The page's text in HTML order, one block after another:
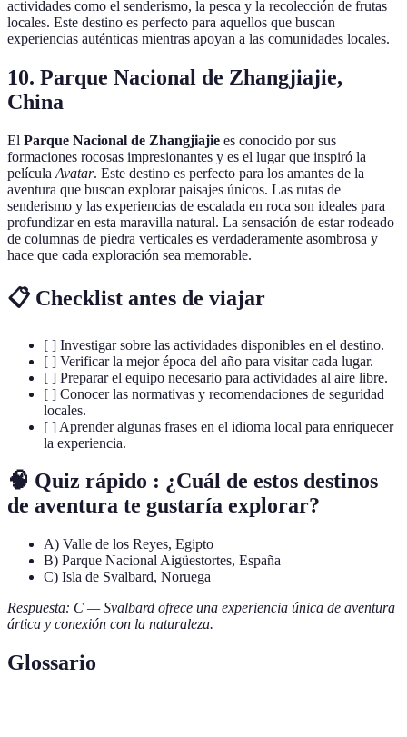
actividades como el senderismo, la pesca y la recolección de frutas
locales. Este destino es perfecto para aquellos que buscan
experiencias auténticas mientras apoyan a las comunidades locales.
10. Parque Nacional de Zhangjiajie,
China
El Parque Nacional de Zhangjiajie es conocido por sus
formaciones rocosas impresionantes y es el lugar que inspiró la
película Avatar. Este destino es perfecto para los amantes de la
aventura que buscan explorar paisajes únicos. Las rutas de
senderismo y las experiencias de escalada en roca son ideales para
profundizar en esta maravilla natural. La sensación de estar rodeado
de columnas de piedra verticales es verdaderamente asombrosa y
hace que cada exploración sea memorable.
📋 Checklist antes de viajar
[ ] Investigar sobre las actividades disponibles en el destino.
[ ] Verificar la mejor época del año para visitar cada lugar.
[ ] Preparar el equipo necesario para actividades al aire libre.
[ ] Conocer las normativas y recomendaciones de seguridad
locales.
[ ] Aprender algunas frases en el idioma local para enriquecer
la experiencia.
🧠 Quiz rápido : ¿Cuál de estos destinos
de aventura te gustaría explorar?
A) Valle de los Reyes, Egipto
B) Parque Nacional Aigüestortes, España
C) Isla de Svalbard, Noruega
Respuesta: C — Svalbard ofrece una experiencia única de aventura
ártica y conexión con la naturaleza.
Glossario